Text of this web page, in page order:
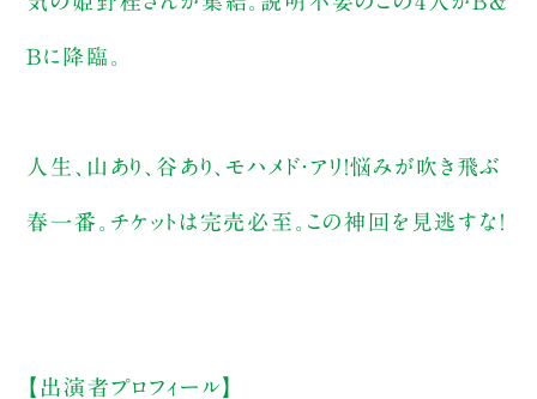
Bに降臨。
人生、山あり、谷あり、モハメド・アリ！悩みが吹き飛ぶ
春一番。チケットは完売必至。この神回を見逃すな！
【出演者プロフィール】